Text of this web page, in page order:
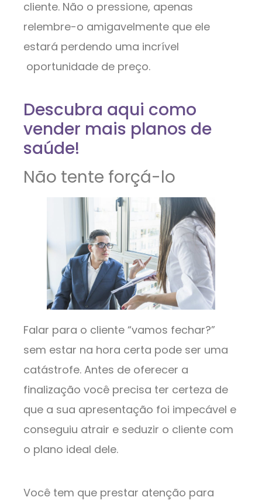
cliente. Não o pressione, apenas
relembre-o amigavelmente que ele
estará perdendo uma incrível
oportunidade de preço.
Descubra aqui como
vender mais planos de
saúde!
Não tente forçá-lo
Falar para o cliente “vamos fechar?”
sem estar na hora certa pode ser uma
catástrofe. Antes de oferecer a
finalização você precisa ter certeza de
que a sua apresentação foi impecável e
conseguiu atrair e seduzir o cliente com
o plano ideal dele.
Você tem que prestar atenção para